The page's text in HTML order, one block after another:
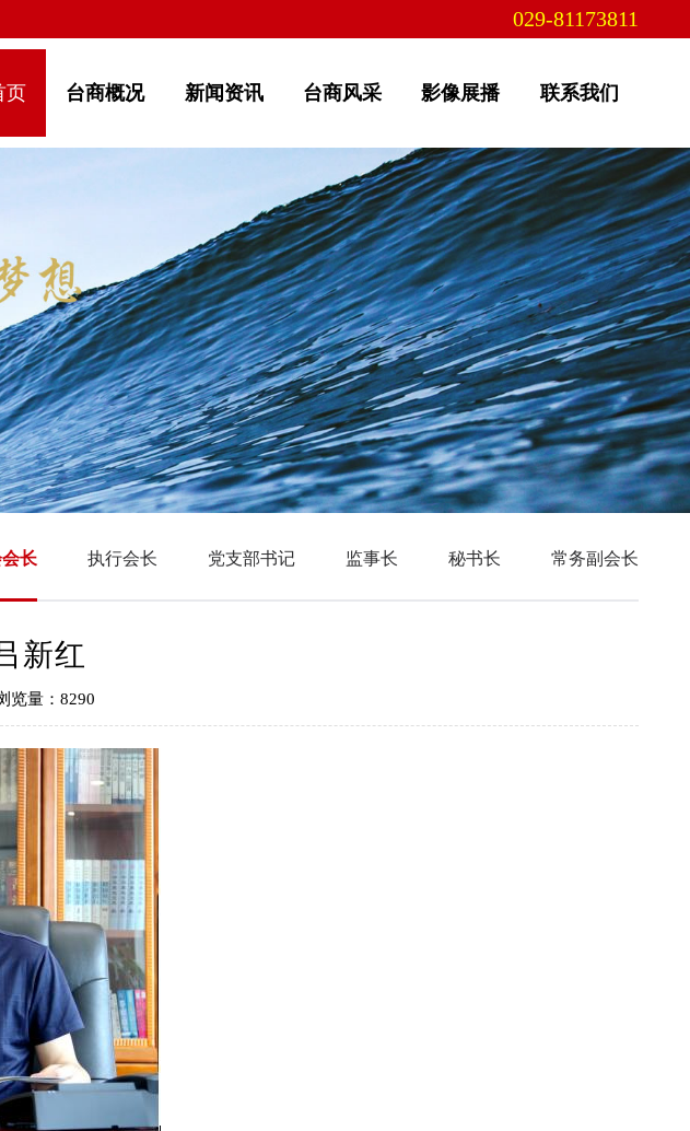
029-81173811
页 台商概况 新闻资讯 台商风采 影像展播 联系我们
长 执行会长 党支部书记 监事长 秘书长 常务副会长
新红
览量：8290